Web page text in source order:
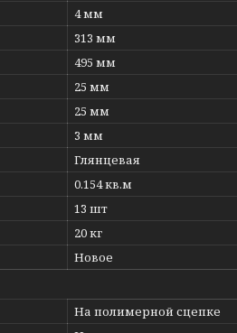
4 мм
313 мм
495 мм
25 мм
25 мм
3 мм
Глянцевая
0.154 кв.м
13 шт
20 кг
Новое
На полимерной сцепке